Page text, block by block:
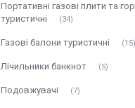
Портативні газові плити та
туристичні
34
Газові балони туристичні 15
Лічильники банкнот 5
Подовжувачі 7